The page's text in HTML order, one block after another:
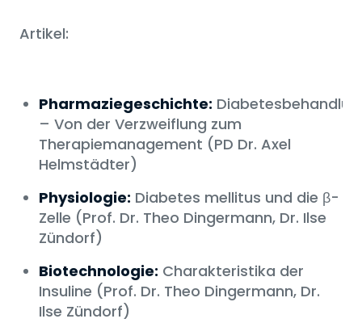
Artikel:
Pharmaziegeschichte:
– Von der Verzweiflung zum
Therapiemanagement (PD Dr. Axel
Helmstädter)
Physiologie: Diabetes mellitus und die β-
Zelle (Prof. Dr. Theo Dingermann, Dr. Ilse
Zündorf)
Biotechnologie: Charakteristika der
Insuline (Prof. Dr. Theo Dingermann, Dr.
Ilse Zündorf)